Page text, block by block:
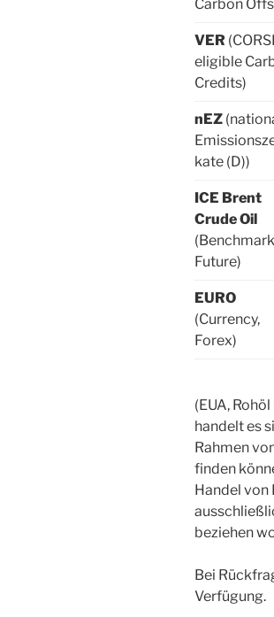
Carbon
VER
eligible
Credits)
nEZ
kate (D))
ICE Brent
Crude Oil
(Benchmark
Future)
EURO
(Currency,
Forex)
(EUA,
handelt es
Rahmen
finden
Handel von
beziehen
Bei
Verfügung.